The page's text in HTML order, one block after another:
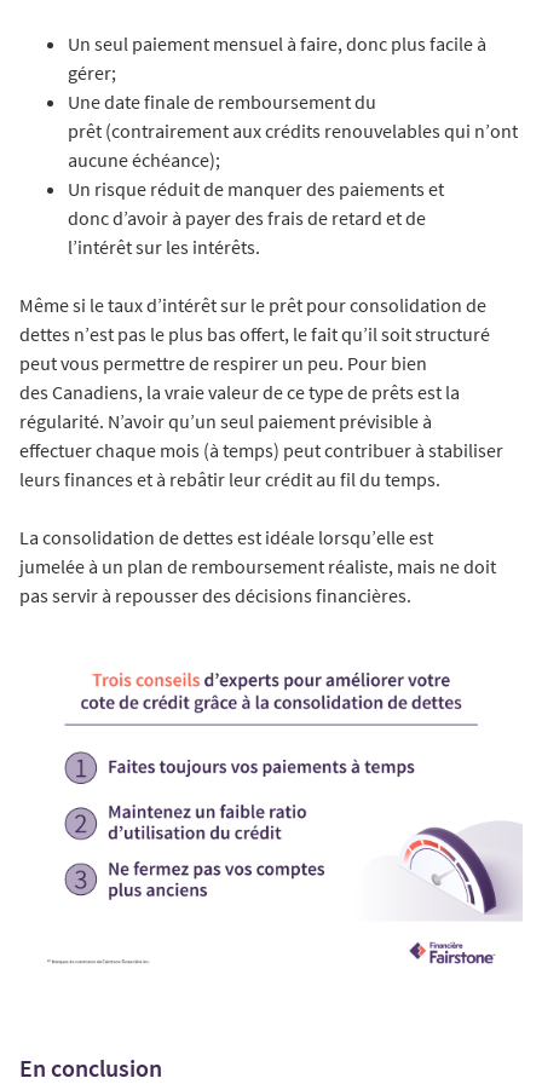
Un seul paiement mensuel à faire, donc plus facile à
gérer;
Une date finale de remboursement du
prêt (contrairement aux crédits renouvelables qui n’ont
aucune échéance);
Un risque réduit de manquer des paiements et
donc d’avoir à payer des frais de retard et de
l’intérêt sur les intérêts.
Même si le taux d’intérêt sur le prêt pour consolidation de
dettes n’est pas le plus bas offert, le fait qu’il soit structuré
peut vous permettre de respirer un peu. Pour bien
des Canadiens, la vraie valeur de ce type de prêts est la
régularité. N’avoir qu’un seul paiement prévisible à
effectuer chaque mois (à temps) peut contribuer à stabiliser
leurs finances et à rebâtir leur crédit au fil du temps.
La consolidation de dettes est idéale lorsqu’elle est
jumelée à un plan de remboursement réaliste, mais ne doit
pas servir à repousser des décisions financières.
En conclusion